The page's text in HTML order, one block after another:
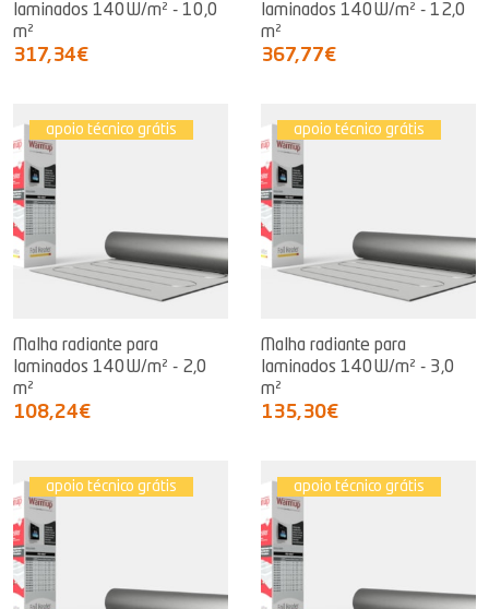
laminados 140W/m² - 10,0
m²
317,34€
laminados 140W/m² - 12,0
m²
367,77€
apoio técnico grátis
Malha radiante para
laminados 140W/m² - 2,0
m²
108,24€
apoio técnico grátis
Malha radiante para
laminados 140W/m² - 3,0
m²
135,30€
apoio técnico grátis apoio técnico grátis